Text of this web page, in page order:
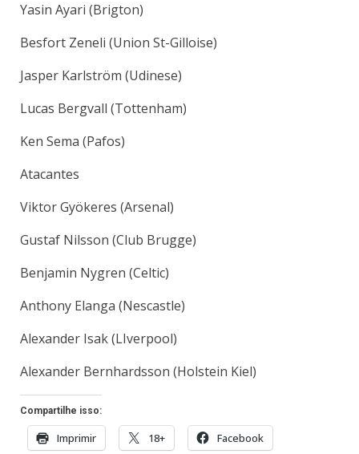
Yasin Ayari (Brigton)
Besfort Zeneli (Union St-Gilloise)
Jasper Karlström (Udinese)
Lucas Bergvall (Tottenham)
Ken Sema (Pafos)
Atacantes
Viktor Gyökeres (Arsenal)
Gustaf Nilsson (Club Brugge)
Benjamin Nygren (Celtic)
Anthony Elanga (Nescastle)
Alexander Isak (LIverpool)
Alexander Bernhardsson (Holstein Kiel)
Compartilhe isso:
Imprimir 18+ Facebook